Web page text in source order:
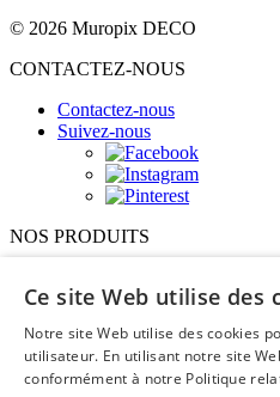
© 2026 Muropix DECO
CONTACTEZ-NOUS
Contactez-nous
Suivez-nous
NOS PRODUITS
Murales
Lettrage 3D
Décalque vinyle
Signalétique
Ce site Web utilise des
Notre site Web utilise des cookies
utilisateur. En utilisant notre site
conformément à notre Politique